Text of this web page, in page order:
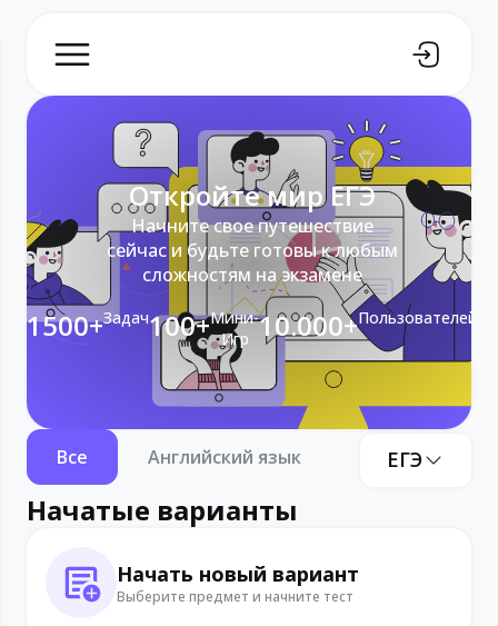
Откройте мир ЕГЭ
Начните свое путешествие
сейчас и будьте готовы к любым
сложностям на экзамене
1500+Задач100+Мини-
Игр 10.000+Пользователей
Все Английский язык Информатика
ЕГЭ
Начатые варианты
Начать новый вариант
Выберите предмет и начните тест